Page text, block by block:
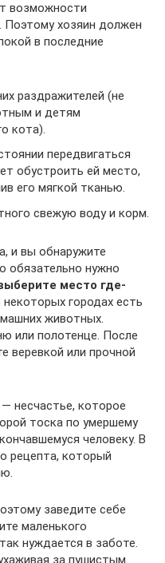
возможности
Поэтому хозяин должен
в последние
раздражителей (не
и детям
кота).
передвигаться
обустроить ей место,
его мягкой тканью.
свежую воду и корм.
и вы обнаружите
обязательно нужно
место где-
некоторых городах есть
животных.
или полотенце. После
веревкой или прочной
несчастье, которое
тоска по умершему
человеку. В
рецепта, который
заведите себе
маленького
нуждается в заботе.
за пушистым